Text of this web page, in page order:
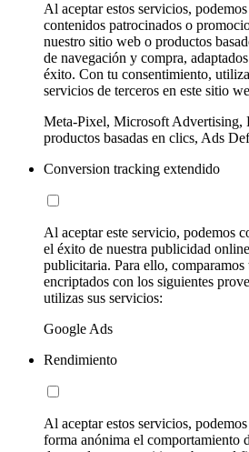
Al aceptar estos servicios,
contenidos patrocinados o
nuestro sitio web o productos
de navegación y compra,
éxito. Con tu consentimiento,
servicios de terceros en este sitio
Meta-Pixel, Microsoft Advertising,
productos basadas en clics, Ads
Conversion tracking extendido
Al aceptar este servicio, podemos
el éxito de nuestra publicidad
publicitaria. Para ello, comparamos
encriptados con los siguientes
utilizas sus servicios:
Google Ads
Rendimiento
Al aceptar estos servicios,
forma anónima el comportamiento